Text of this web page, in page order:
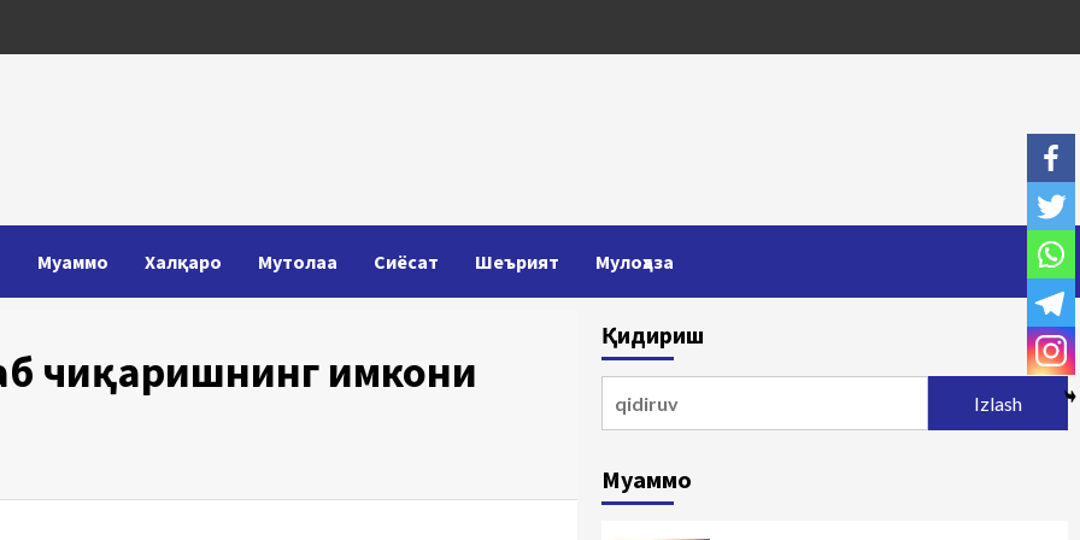
Муаммо Халқаро Мутолаа Сиёсат Шеърият Мулоҳаза
чиқаришнинг имкони
Қидириш
Муаммо